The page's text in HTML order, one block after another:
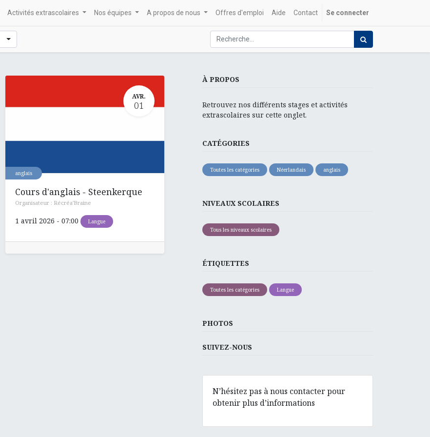
Activités extrascolaires Nos équipes A propos de nous Offres d'emploi Aide Contact Se connecter
AVR.
01
anglais
Cours d'anglais - Steenkerque
Organisateur : Récréa'Braine
1 avril 2026 - 07:00 Langue
À PROPOS
Retrouvez nos différents stages et activités
extrascolaires sur cette onglet.
CATÉGORIES
Toutes les catégories Néerlandais anglais
NIVEAUX SCOLAIRES
Tous les niveaux scolaires
ÉTIQUETTES
Toutes les catégories Langue
PHOTOS
SUIVEZ-NOUS
N’hésitez pas à nous contacter pour
obtenir plus d’informations